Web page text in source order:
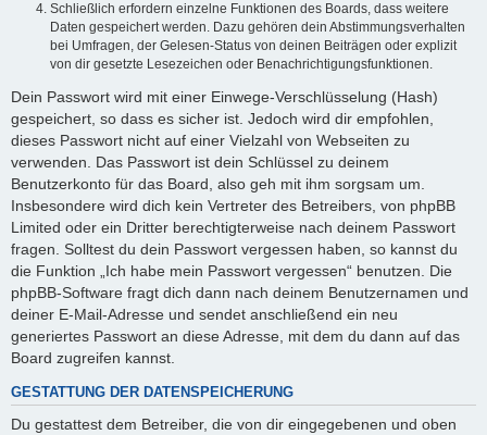
Schließlich erfordern einzelne Funktionen des Boards, dass weitere
Daten gespeichert werden. Dazu gehören dein Abstimmungsverhalten
bei Umfragen, der Gelesen-Status von deinen Beiträgen oder explizit
von dir gesetzte Lesezeichen oder Benachrichtigungsfunktionen.
Dein Passwort wird mit einer Einwege-Verschlüsselung (Hash)
gespeichert, so dass es sicher ist. Jedoch wird dir empfohlen,
dieses Passwort nicht auf einer Vielzahl von Webseiten zu
verwenden. Das Passwort ist dein Schlüssel zu deinem
Benutzerkonto für das Board, also geh mit ihm sorgsam um.
Insbesondere wird dich kein Vertreter des Betreibers, von phpBB
Limited oder ein Dritter berechtigterweise nach deinem Passwort
fragen. Solltest du dein Passwort vergessen haben, so kannst du
die Funktion „Ich habe mein Passwort vergessen“ benutzen. Die
phpBB-Software fragt dich dann nach deinem Benutzernamen und
deiner E-Mail-Adresse und sendet anschließend ein neu
generiertes Passwort an diese Adresse, mit dem du dann auf das
Board zugreifen kannst.
GESTATTUNG DER DATENSPEICHERUNG
Du gestattest dem Betreiber, die von dir eingegebenen und oben